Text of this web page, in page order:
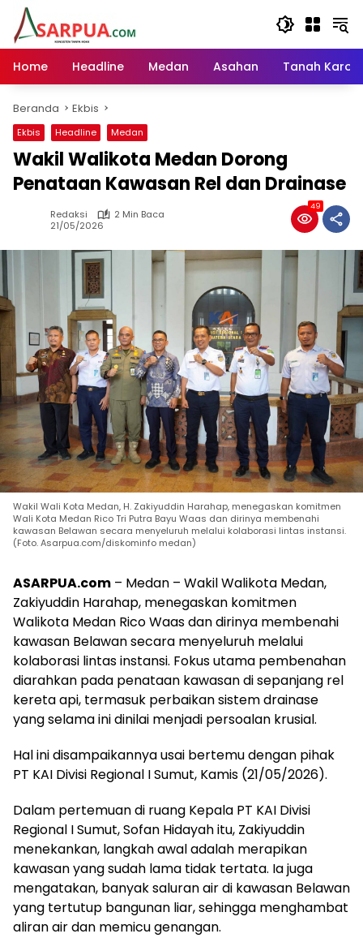
Langsung
konten
Home
Headline Medan Asahan Tanah Karo
Beranda Ekbis
Ekbis Headline Medan
Wakil Walikota Medan Dorong
Penataan Kawasan Rel dan Drainase
Redaksi
2 Min Baca
21/05/2026
49
Wakil Wali Kota Medan, H. Zakiyuddin Harahap, menegaskan komitmen
Wali Kota Medan Rico Tri Putra Bayu Waas dan dirinya membenahi
kawasan Belawan secara menyeluruh melalui kolaborasi lintas instansi.
(Foto. Asarpua.com/diskominfo medan)
ASARPUA.com – Medan – Wakil Walikota Medan,
Zakiyuddin Harahap, menegaskan komitmen
Walikota Medan Rico Waas dan dirinya membenahi
kawasan Belawan secara menyeluruh melalui
kolaborasi lintas instansi. Fokus utama pembenahan
diarahkan pada penataan kawasan di sepanjang rel
kereta api, termasuk perbaikan sistem drainase
yang selama ini dinilai menjadi persoalan krusial.
Hal ini disampaikannya usai bertemu dengan pihak
PT KAI Divisi Regional I Sumut, Kamis (21/05/2026).
Dalam pertemuan di ruang Kepala PT KAI Divisi
Regional I Sumut, Sofan Hidayah itu, Zakiyuddin
menekankan, langkah awal adalah merapikan
kawasan yang sudah lama tidak tertata. Ia juga
mengatakan, banyak saluran air di kawasan Belawan
yang tertutup bangunan liar, sehingga menghambat
aliran air dan memicu genangan.